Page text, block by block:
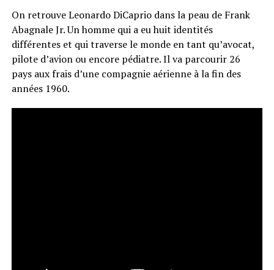
On retrouve Leonardo DiCaprio dans la peau de Frank
Abagnale Jr. Un homme qui a eu huit identités
différentes et qui traverse le monde en tant qu’avocat,
pilote d’avion ou encore pédiatre. Il va parcourir 26
pays aux frais d’une compagnie aérienne à la fin des
années 1960.